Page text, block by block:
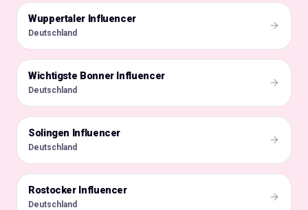
🇩🇪
Wuppertaler Influencer
Deutschland
🇩🇪
Wichtigste Bonner Influencer
Deutschland
🇩🇪
Solingen Influencer
Deutschland
🇩🇪
Rostocker Influencer
Deutschland